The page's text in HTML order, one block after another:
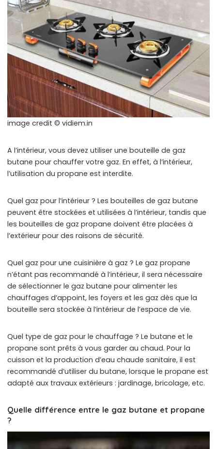
image credit © vidiem.in
A l’intérieur, vous devez utiliser une bouteille de gaz
butane pour chauffer votre gaz. En effet, à l’intérieur,
l’utilisation du propane est interdite.
Quel gaz pour l’intérieur ? Les bouteilles de gaz butane
peuvent être stockées et utilisées à l’intérieur, tandis que
les bouteilles de gaz propane doivent être placées à
l’extérieur pour des raisons de sécurité.
Quel gaz pour une cuisinière à gaz ? Le gaz propane
n’étant pas recommandé à l’intérieur, il sera nécessaire
de sélectionner le gaz butane pour alimenter les
chauffages d’appoint, les foyers et les gaz dès que la
bouteille sera stockée à l’intérieur de l’espace de vie.
Quel type de gaz pour le chauffage ? Le butane et le
propane sont prêts à vous garder au chaud. Pour la
cuisson et la production d’eau chaude sanitaire, il est
recommandé d’utiliser du butane, lorsque le propane est
adapté aux travaux extérieurs : jardinage, bricolage, etc.
Quelle différence entre le gaz butane et propane
?